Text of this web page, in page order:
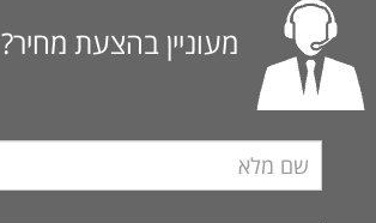
מעוניין בהצעת מחיר?